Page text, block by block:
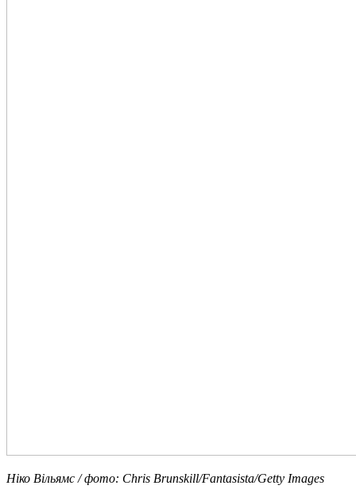
Ніко Вільямс / фото: Chris Brunskill/Fantasista/Getty Images